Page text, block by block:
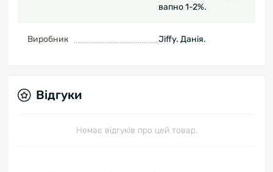
вапно 1-2%.
Виробник Jiffy. Данія.
Відгуки
Немає відгуків про цей товар.